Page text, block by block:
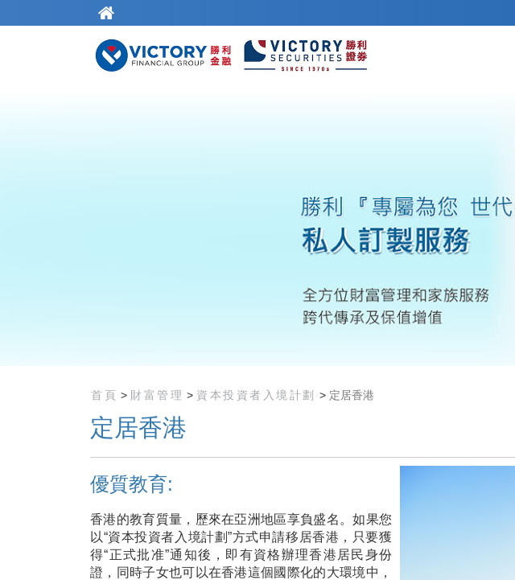
首頁 > 財富管理 > 資本投資者入境計劃 > 定居香港
定居香港
優質教育:
香港的教育質量，歷來在亞洲地區享負盛名。如果您
以“資本投資者入境計劃”方式申請移居香港，只要獲
得“正式批准”通知後，即有資格辦理香港居民身份
證，同時子女也可以在香港這個國際化的大環境中，